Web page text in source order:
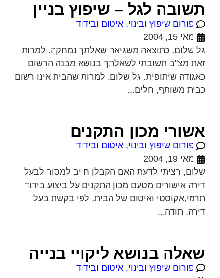
תשובה לגל – שיפוץ בניין
פורום שיפוץ ובינוי, איטום ובידוד
מאי 15, 2004
גל שלום, כתוצאה משגיאה שאלתך נמחקה. למרות
זאת מצ"ב תשובתי לשאלתך בנושא מבנה הרשום
כאגודה שיתופית. גל שלום, למרות שהבית אינו רשום
כבית משותף, חלים...
אשורי מכון התקנים
פורום שיפוץ ובינוי, איטום ובידוד
מאי 19, 2004
שלום, רציתי לדעת האם הקבלן חייב למסור לבעל
דירה אישורים מטעם מכון התקנים על ביצוע בידוד
תרמי,אקוסטי ואיטום של הבית, לפי בקשת בעל
דירה. תודה...
שאלה בנושא ליקויי בנייה
פורום שיפוץ ובינוי, איטום ובידוד